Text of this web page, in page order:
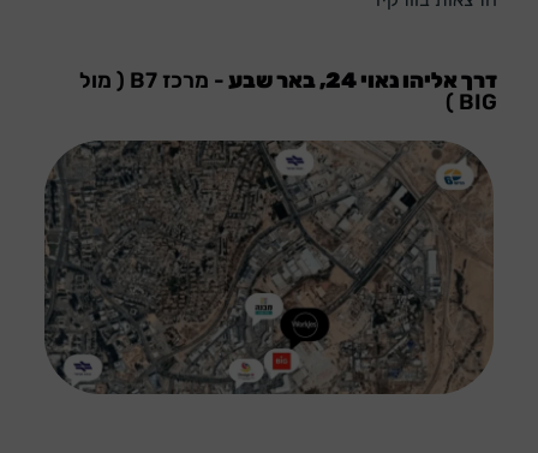
דרך אליהו נאוי 24, באר שבע
- מרכז B7 ( מול
BIG )